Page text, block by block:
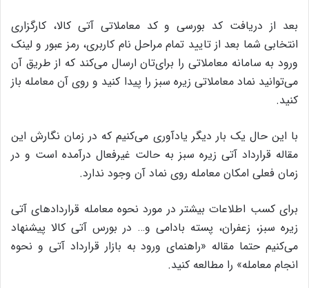
بعد از دریافت کد بورسی و کد معاملاتی آتی کالا، کارگزاری
انتخابی شما بعد از تایید تمام مراحل نام کاربری، رمز عبور و لینک
ورود به سامانه معاملاتی را برای‌تان ارسال می‌کند که از طریق آن
می‌توانید نماد معاملاتی زیره سبز را پیدا کنید و روی آن معامله باز
کنید.
با این حال یک بار دیگر یادآوری می‌کنیم که در زمان نگارش این
مقاله قرارداد آتی زیره سبز به حالت غیرفعال درآمده است و در
زمان فعلی امکان معامله روی نماد آن وجود ندارد.
برای کسب اطلاعات بیشتر در مورد نحوه معامله قراردادهای آتی
زیره سبز، زعفران، پسته بادامی و… در بورس آتی کالا پیشنهاد
می‌کنیم حتما مقاله «راهنمای ورود به بازار قرارداد آتی و نحوه
انجام معامله» را مطالعه کنید.